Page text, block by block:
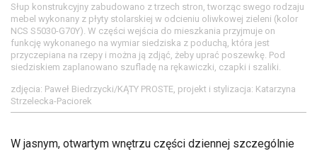
Słup konstrukcyjny zabudowano z trzech stron, tworząc swego rodzaju
mebel wykonany z płyty stolarskiej w odcieniu oliwkowej zieleni (kolor
NCS S5030-G70Y). W części wejścia do mieszkania przyjmuje on
funkcję wykonanego na wymiar siedziska z poduchą, która jest
przyczepiana na rzepy i można ją zdjąć, żeby uprać poszewkę. Pod
siedziskiem zaplanowano szufladę na rękawiczki, czapki i szaliki.
zdjęcia: Paweł Biedrzycki/KĄTY PROSTE, projekt i stylizacja: Katarzyna
Strzelecka-Paciorek
W jasnym, otwartym wnętrzu części dziennej szczególnie